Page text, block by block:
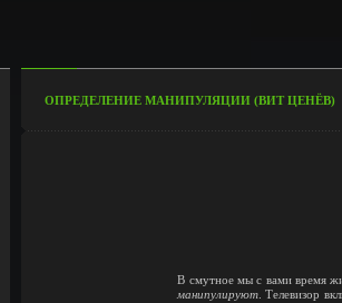
ОПРЕДЕЛЕНИЕ МАНИПУЛЯЦИИ (ВИТ ЦЕНЁВ)
В смутное мы с вами время
манипулируют . Телевизор